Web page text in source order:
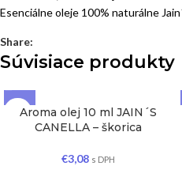
Esenciálne oleje 100% naturálne
Share:
Súvisiace produkty
Aroma olej 10 ml JAIN´S
CANELLA – škorica
€3,08 s DPH